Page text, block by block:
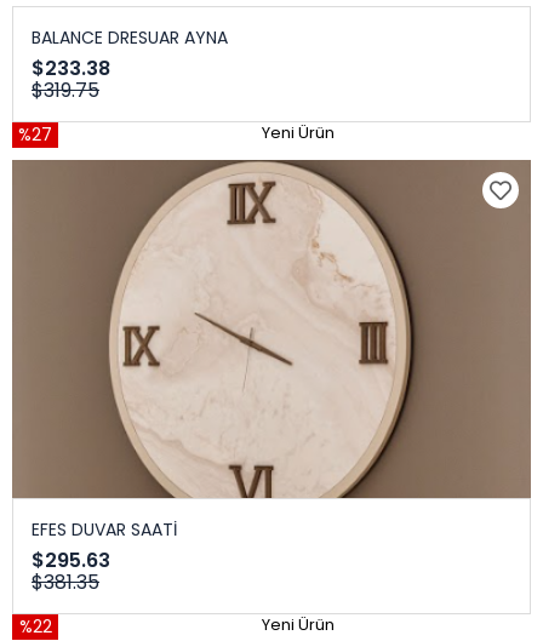
BALANCE DRESUAR AYNA
$233.38
$319.75
%27 Yeni Ürün
EFES DUVAR SAATİ
$295.63
$381.35
%22 Yeni Ürün